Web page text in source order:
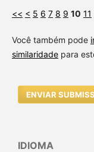
<< < 5 6 7 8 9 10 11
Você também pode
similaridadepara
ENVIAR
IDIOMA